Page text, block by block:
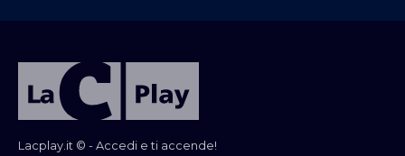
Lacplay.it © - Accedi e ti accende!